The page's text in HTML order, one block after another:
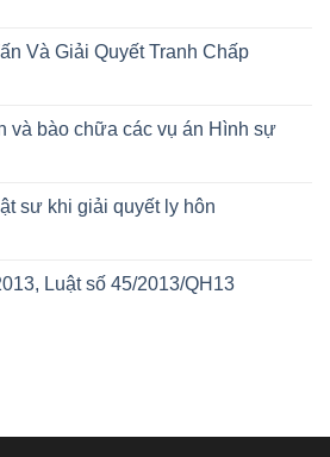
Và Giải Quyết Tranh Chấp
và bào chữa các vụ án Hình sự
sư khi giải quyết ly hôn
Luật số 45/2013/QH13